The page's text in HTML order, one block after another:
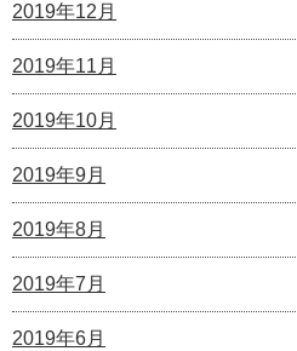
2019年12月
2019年11月
2019年10月
2019年9月
2019年8月
2019年7月
2019年6月